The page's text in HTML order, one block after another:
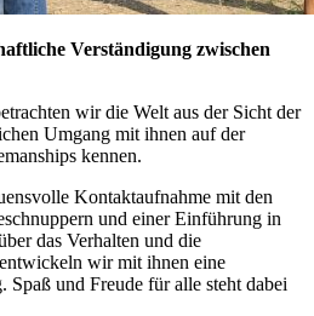
Verständigung zwischen
wir die Welt aus der Sicht der
Umgang mit ihnen auf der
kennen.
Kontaktaufnahme mit den
und einer Einführung in
das Verhalten und die
wir mit ihnen eine
Spaß und Freude für alle steht dabei